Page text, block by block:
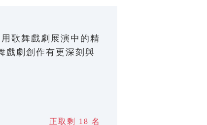
歌舞戲劇展演中的精
戲劇創作有更深刻與
正取剩 18 名